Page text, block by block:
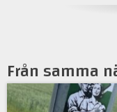
Från samma